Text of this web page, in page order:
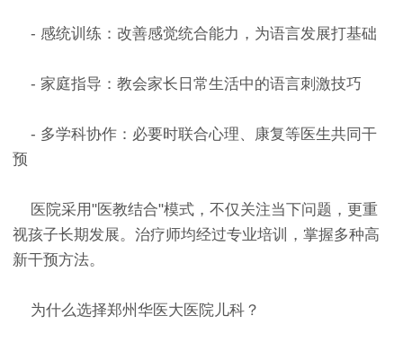
- 感统训练：改善感觉统合能力，为语言发展打基础
- 家庭指导：教会家长日常生活中的语言刺激技巧
- 多学科协作：必要时联合心理、康复等医生共同干
预
医院采用"医教结合"模式，不仅关注当下问题，更重
视孩子长期发展。治疗师均经过专业培训，掌握多种高
新干预方法。
为什么选择郑州华医大医院儿科？